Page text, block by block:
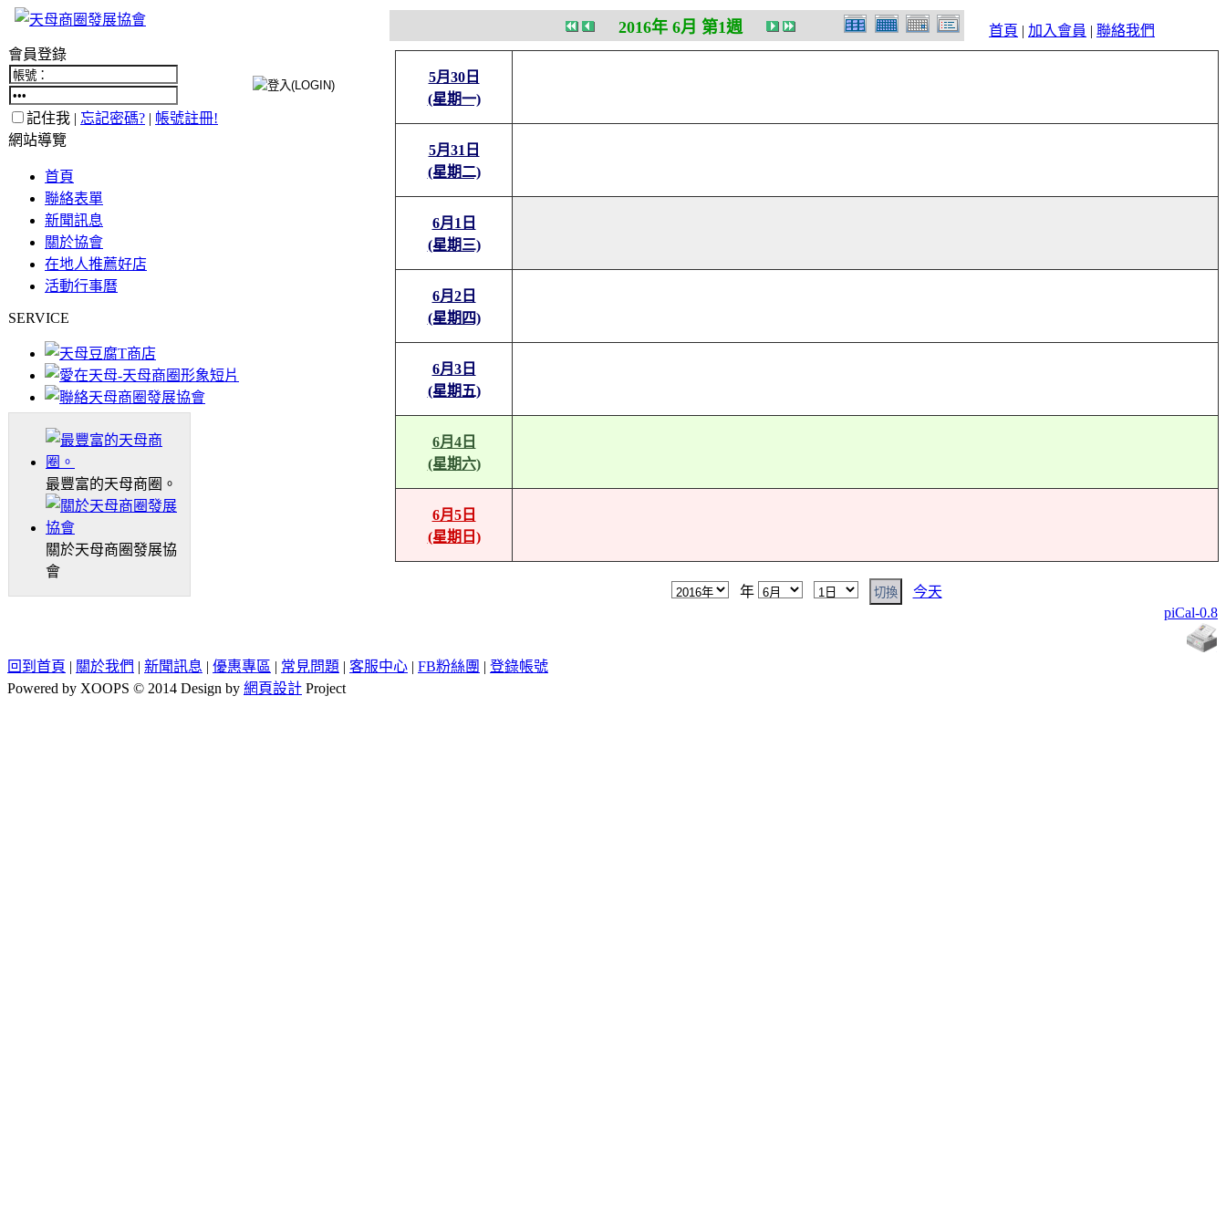
首頁 | 加入會員 | 聯絡我們
會員登錄
記住我 | 忘記密碼? | 帳號註冊!
網站導覽
首頁
聯絡表單
新聞訊息
關於協會
在地人推薦好店
活動行事曆
SERVICE
最豐富的天母商圈。
關於天母商圈發展協
會
2016年 6月 第1週
5月30日
(星期一)
5月31日
(星期二)
6月1日
(星期三)
6月2日
(星期四)
6月3日
(星期五)
6月4日
(星期六)
6月5日
(星期日)
年
今天
piCal-0.8
回到首頁 | 關於我們 | 新聞訊息 | 優惠專區 | 常見問題 | 客服中心 | FB粉絲團 | 登錄帳號
Powered by XOOPS © 2014 Design by 網頁設計 Project